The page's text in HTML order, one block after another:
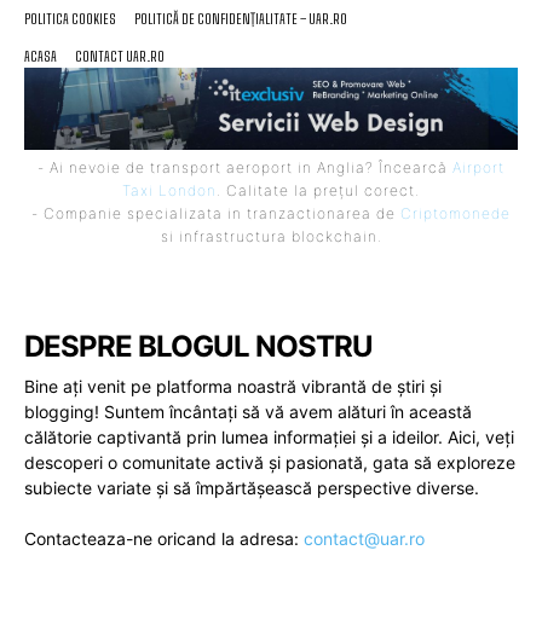
POLITICA COOKIES POLITICĂ DE CONFIDENȚIALITATE – UAR.RO
ACASA CONTACT UAR.RO
- Ai nevoie de transport aeroport in Anglia? Încearcă Airport
Taxi London
. Calitate la prețul corect.
- Companie specializata in tranzactionarea de Criptomonede
si infrastructura blockchain.
DESPRE BLOGUL NOSTRU
Bine ați venit pe platforma noastră vibrantă de știri și
blogging! Suntem încântați să vă avem alături în această
călătorie captivantă prin lumea informației și a ideilor. Aici, veți
descoperi o comunitate activă și pasionată, gata să exploreze
subiecte variate și să împărtășească perspective diverse.
Contacteaza-ne oricand la adresa: contact@uar.ro